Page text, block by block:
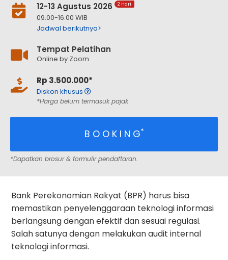
12-13 Agustus 2026 2 Hari
09.00-16.00 WIB
Jadwal berikutnya>
Tempat Pelatihan
Online by Zoom
Rp 3.500.000*
Diskon khusus
*Harga belum termasuk pajak
B O O K I N G*
*Dapatkan brosur & formulir pendaftaran.
Bank Perekonomian Rakyat (BPR) harus bisa
memastikan penyelenggaraan teknologi informasi
berlangsung dengan efektif dan sesuai regulasi.
Salah satunya dengan melakukan audit internal
teknologi informasi.